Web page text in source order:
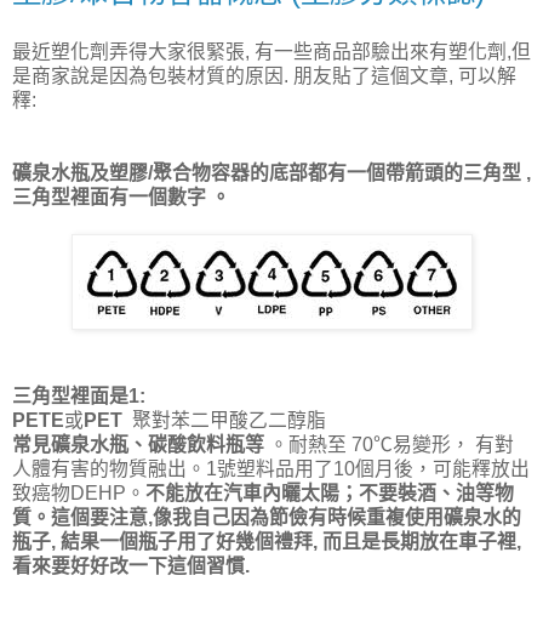
最近塑化劑弄得大家很緊張, 有一些商品部驗出來有塑化劑,但
是商家說是因為包裝材質的原因. 朋友貼了這個文章, 可以解
釋:
礦泉水瓶及塑膠/聚合物容器的底部都有一個帶箭頭的三角型 ,
三角型裡面有一個數字 。
三角型裡面是1:
PETE或 PET 聚對苯二甲酸乙二醇脂
常見礦泉水瓶、碳酸飲料瓶等 。耐熱至 70℃易變形， 有對
人體有害的物質融出。1號塑料品用了10個月後，可能釋放出
致癌物DEHP。 不能放在汽車內曬太陽；不要裝酒、油等物
質 。這個要注意,像我自己因為節儉有時候重複使用礦泉水的
瓶子, 結果一個瓶子用了好幾個禮拜, 而且是長期放在車子裡,
看來要好好改一下這個習慣.